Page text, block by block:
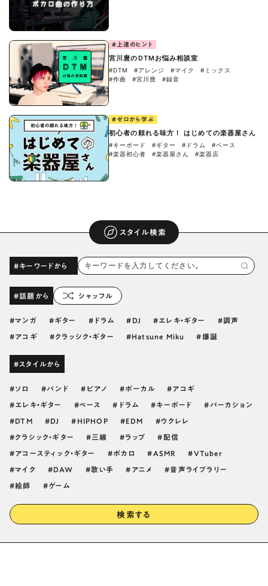
#上達のヒント
宮川麿のDTMお悩み相談室
#DTM #アレンジ #マイク
#ミックス
#作曲
#宮川麿 #録音
#ゼロから学ぶ
初心者の頼れる味方！ はじめての楽器屋さん
#キーボード #ギター #ドラム
#ベース
#楽器初心者
#楽器屋さん #楽器店
スタイル検索
#キーワードから
#話題から シャッフル
マンガ ギター ドラム DJ エレキ・ギター 調声
アコギ クラッシク・ギター Hatsune Miku 爆誕
#スタイルから
ソロ バンド ピアノ ボーカル アコギ
エレキ・ギター ベース ドラム キーボード パーカション
DTM DJ HIPHOP EDM ウクレレ
クラシック・ギター 三線 ラップ 配信
アコースティック・ギター ボカロ ASMR VTuber
マイク DAW 歌い手 アニメ 音声ライブラリー
絵師 ゲーム
検索する